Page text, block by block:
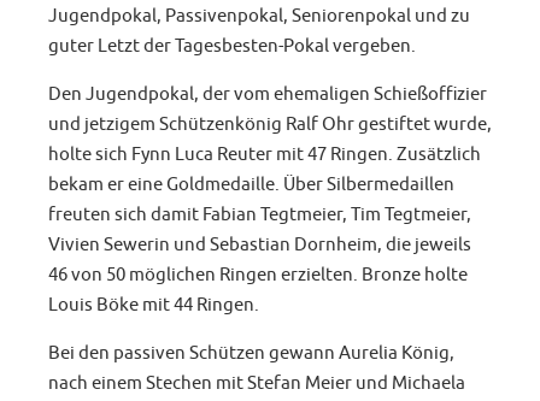
Jugendpokal, Passivenpokal, Seniorenpokal und zu
guter Letzt der Tagesbesten-Pokal vergeben.
Den Jugendpokal, der vom ehemaligen Schießoffizier
und jetzigem Schützenkönig Ralf Ohr gestiftet wurde,
holte sich Fynn Luca Reuter mit 47 Ringen. Zusätzlich
bekam er eine Goldmedaille. Über Silbermedaillen
freuten sich damit Fabian Tegtmeier, Tim Tegtmeier,
Vivien Sewerin und Sebastian Dornheim, die jeweils
46 von 50 möglichen Ringen erzielten. Bronze holte
Louis Böke mit 44 Ringen.
Bei den passiven Schützen gewann Aurelia König,
nach einem Stechen mit Stefan Meier und Michaela